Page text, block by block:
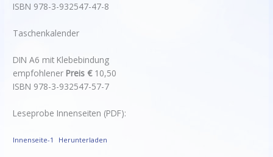
ISBN 978-3-932547-47-8
Taschenkalender
DIN A6 mit Klebebindung
empfohlener Preis € 10,50
ISBN 978-3-932547-57-7
Leseprobe Innenseiten (PDF):
Innenseite-1 Herunterladen